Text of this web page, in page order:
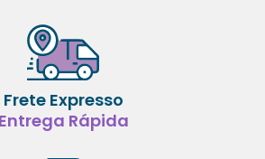
Frete Expresso
Entrega Rápida